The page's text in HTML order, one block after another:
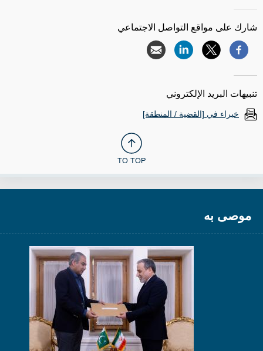
شارك على مواقع التواصل الاجتماعي
تنبيهات البريد الإلكتروني
خبراء في [القضية / المنطقة]
TO TOP
موصى به